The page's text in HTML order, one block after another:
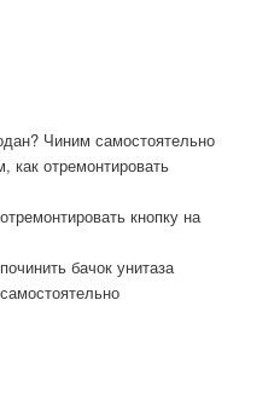
Чиним самостоятельно
как отремонтировать
кнопку на
бачок унитаза